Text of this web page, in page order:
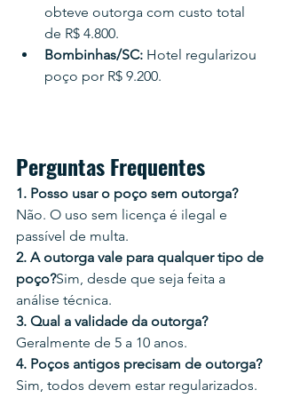
obteve outorga com custo total
de R$ 4.800.
Bombinhas/SC: Hotel regularizou
poço por R$ 9.200.
Perguntas Frequentes
1. Posso usar o poço sem outorga?
Não. O uso sem licença é ilegal e
passível de multa.
2. A outorga vale para qualquer tipo de
poço?Sim, desde que seja feita a
análise técnica.
3. Qual a validade da outorga?
Geralmente de 5 a 10 anos.
4. Poços antigos precisam de outorga?
Sim, todos devem estar regularizados.